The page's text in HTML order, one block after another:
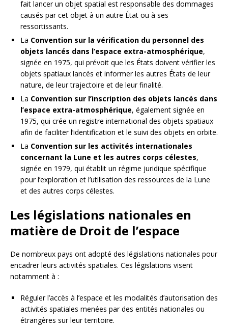
fait lancer un objet spatial est responsable des dommages
causés par cet objet à un autre État ou à ses
ressortissants.
La Convention sur la vérification du personnel des
objets lancés dans l’espace extra-atmosphérique,
signée en 1975, qui prévoit que les États doivent vérifier les
objets spatiaux lancés et informer les autres États de leur
nature, de leur trajectoire et de leur finalité.
La Convention sur l’inscription des objets lancés dans
l’espace extra-atmosphérique, également signée en
1975, qui crée un registre international des objets spatiaux
afin de faciliter l’identification et le suivi des objets en orbite.
La Convention sur les activités internationales
concernant la Lune et les autres corps célestes,
signée en 1979, qui établit un régime juridique spécifique
pour l’exploration et l’utilisation des ressources de la Lune
et des autres corps célestes.
Les législations nationales en
matière de Droit de l’espace
De nombreux pays ont adopté des législations nationales pour
encadrer leurs activités spatiales. Ces législations visent
notamment à :
Réguler l’accès à l’espace et les modalités d’autorisation des
activités spatiales menées par des entités nationales ou
étrangères sur leur territoire.